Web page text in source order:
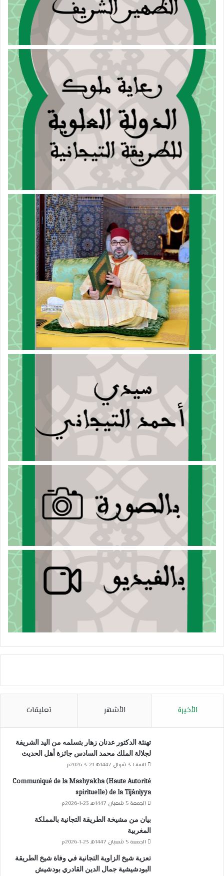
الأخيرة الأشهر تعليقات
تهنئة الدكتور عدنان زهار بتسلمه من اليد الشريفة
لجلالة الملك محمد السادس جائزة أهل الحديث
السبت 3 شوال 1447هـ 21-3-2026م
Communiqué de la Mashyakha (Haute Autorité
spirituelle) de la Tijâniyya
الجمعة 5 شعبان 1447هـ 23-1-2026م
بيان من مشيخة الطريقة التجانية بالمملكة
المغربية
الجمعة 5 شعبان 1447هـ 23-1-2026م
تعزية شيخ الزاوية التجانية في وفاة شيخ الطريقة
البودشيشية جمال الدين القادري بودشيش